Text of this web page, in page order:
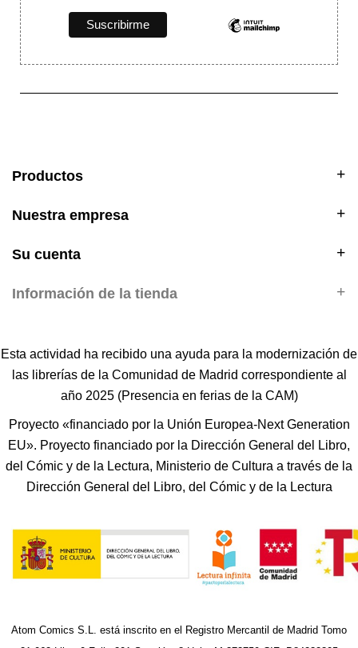
Productos
Nuestra empresa
Su cuenta
Información de la tienda
Esta actividad ha recibido una ayuda para la modernización de
las librerías de la Comunidad de Madrid correspondiente al
año 2025 (Presencia en ferias de la CAM)
Proyecto «financiado por la Unión Europea-Next Generation
EU». Proyecto financiado por la Dirección General del Libro,
del Cómic y de la Lectura, Ministerio de Cultura a través de la
Dirección General del Libro, del Cómic y de la Lectura
Atom Comics S.L. está inscrito en el Registro Mercantil de Madrid Tomo